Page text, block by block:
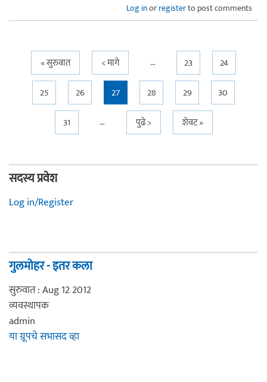
Log inorregisterto post comments
Pages« सुरुवात < मागे … 23
24
25
26 27 28 29
30
31
… पुढे > शेवट »
सदस्य प्रवेश
Log in/Register
गुलमोहर - इतर कला
सुरुवात : Aug 12 2012
व्यवस्थापक
admin
या ग्रूपचे सभासद व्हा